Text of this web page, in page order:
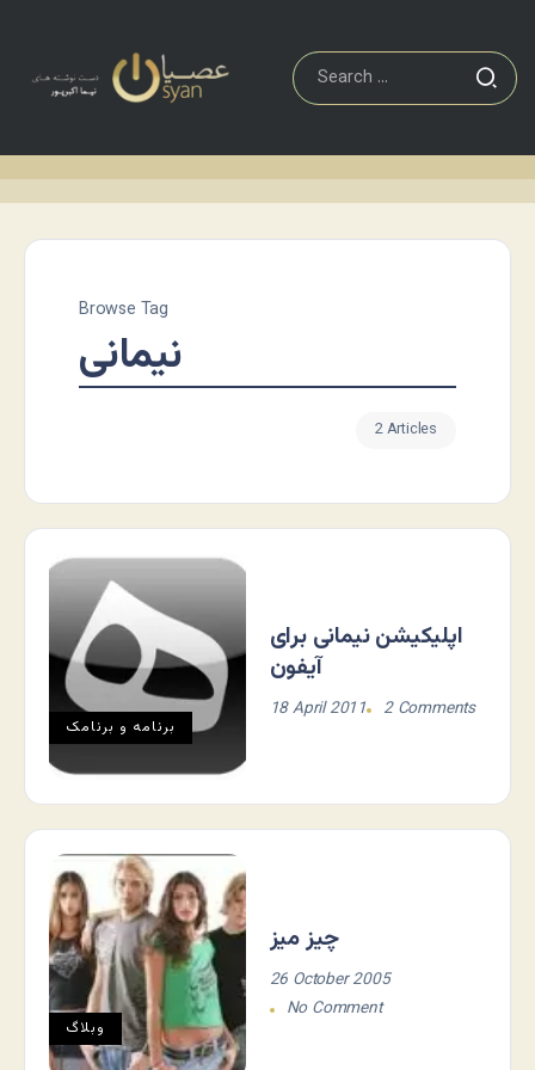
Browse Tag
نیمانی
2 Articles
برنامه و برنامک
اپلیکیشن نیمانی برای
آیفون
18 April 2011 2 Comments
وبلاگ
چیز میز
26 October 2005
No Comment